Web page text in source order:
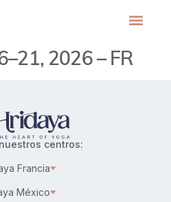
2026 – FR
centros:
Francia
México